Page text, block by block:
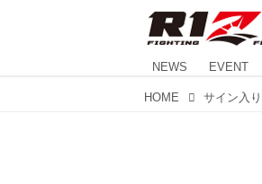
NEWS EVENT
HOME